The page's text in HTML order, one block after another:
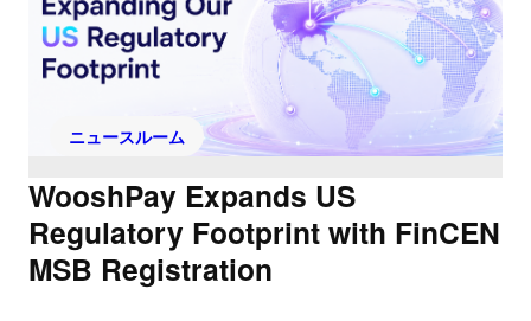
ニュースルーム
WooshPay Expands US
Regulatory Footprint with FinCEN
MSB Registration